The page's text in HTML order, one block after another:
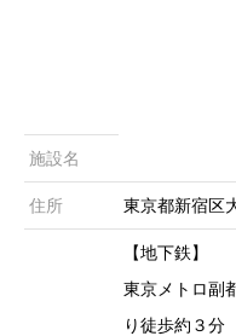
施設名
住所 東京都新宿区
【地下鉄】
東京メトロ副
り徒歩約３分